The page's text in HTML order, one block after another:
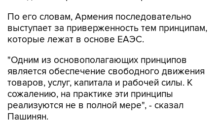
По его словам, Армения последовательно
выступает за приверженность тем принципам,
которые лежат в основе ЕАЭС.
"Одним из основополагающих принципов
является обеспечение свободного движения
товаров, услуг, капитала и рабочей силы. К
сожалению, на практике эти принципы
реализуются не в полной мере", - сказал
Пашинян.